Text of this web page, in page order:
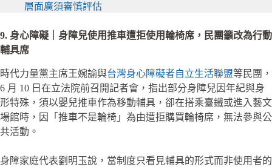
層面廣須審慎評估
9. 身心障礙｜身障兒使用推車遭拒使用輪椅席，民團籲改為行動
輔具席
時代力量黨主席王婉諭與台灣身心障礙者自立生活聯盟等民團，
6 月 10 日在立法院前召開記者會，指出部分身障兒因年紀與身
形特殊，須以嬰兒推車作為移動輔具，卻在搭乘臺鐵或進入藝文
場館時，因「推車不是輪椅」為由遭拒購買輪椅席，無法參與公
共活動。
身障家庭代表劉明玉說，當制度只看見輔具的形式而非使用者的